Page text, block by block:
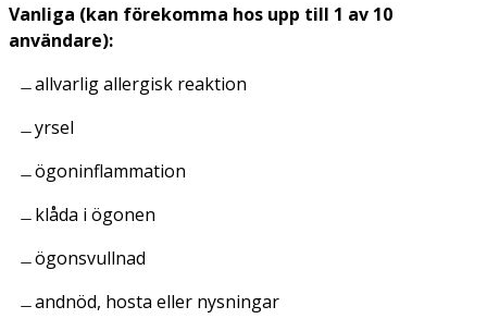
Vanliga (kan förekomma hos upp till 1 av 10
användare):
allvarlig allergisk reaktion
yrsel
ögoninflammation
klåda i ögonen
ögonsvullnad
andnöd, hosta eller nysningar